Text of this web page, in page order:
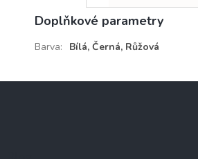
Doplňkové parametry
Barva: Bílá, Černá, Růžová